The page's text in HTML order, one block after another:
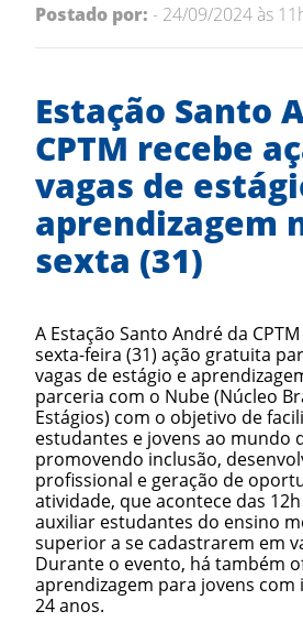
Postado por: - 24/09/2024 às
Estação Santo
CPTM recebe
vagas de
aprendizagem
sexta (31)
A Estação Santo André da
sexta-feira (31) ação gratuita
vagas de estágio e
parceria com o Nube (Núcleo
Estágios) com o objetivo de
estudantes e jovens ao mundo
promovendo inclusão,
profissional e geração de
atividade, que acontece das
auxiliar estudantes do ensino
superior a se cadastrarem em
Durante o evento, há também
aprendizagem para jovens com
24 anos.